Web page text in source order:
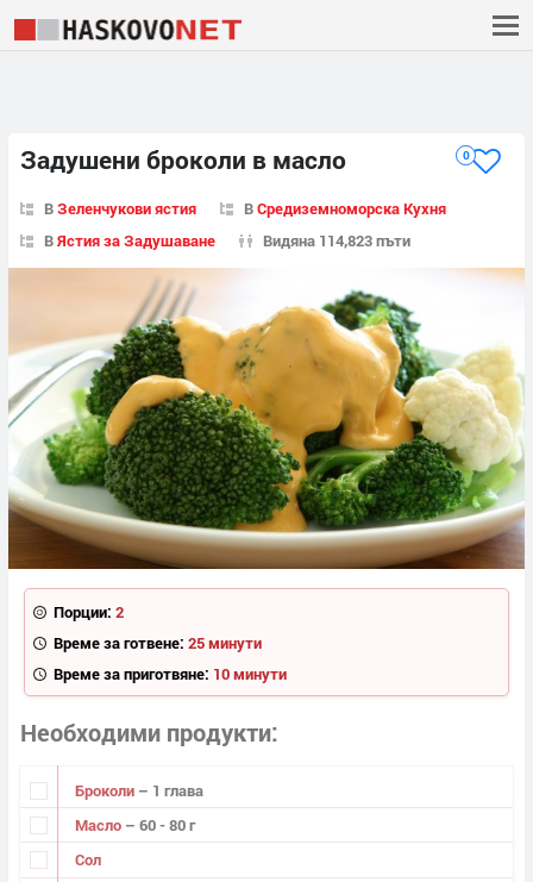
Задушени броколи в масло 0
ВЗеленчукови ястия ВСредиземноморска Кухня
ВЯстия за Задушаване Видяна 114,823 пъти
Порции: 2
Време за готвене: 25 минути
Време за приготвяне: 10 минути
Необходими продукти
Броколи – 1 глава
Масло – 60 - 80 г
Сол